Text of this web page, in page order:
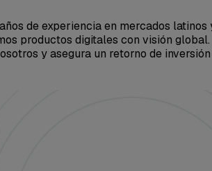
de experiencia en mercados latinos
productos digitales con visión
y asegura un retorno de